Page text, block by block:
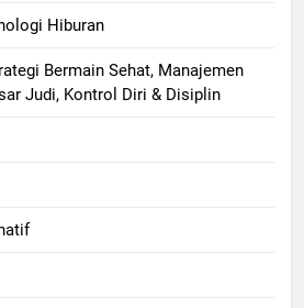
Hiburan
Bermain Sehat, Manajemen
Judi, Kontrol Diri & Disiplin